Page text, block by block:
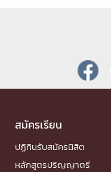
สมัครเรียน
ปฏิทินรับสมัครนิสิต
หลักสูตรปริญญาตรี